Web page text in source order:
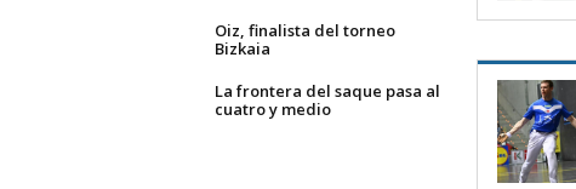
Oiz, finalista del torneo
Bizkaia
La frontera del saque pasa al
cuatro y medio